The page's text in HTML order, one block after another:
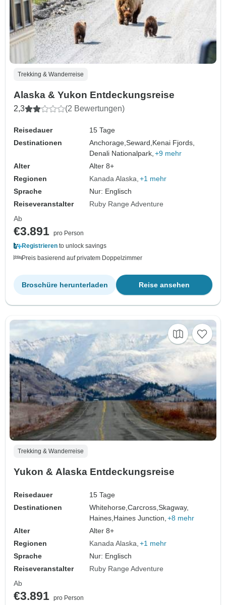
Trekking & Wanderreise
Alaska & Yukon Entdeckungsreise
2,3 (2 Bewertungen)
Reisedauer
15 Tage
Destinationen
Anchorage,Seward, Kenai Fjords,
Denali Nationalpark, +9 mehr
Alter
Alter 8+
Regionen
Kanada Alaska +1 mehr
Sprache
Nur: Englisch
Reiseveranstalter
Ruby Range Adventure
Ab
€3.891 pro Person
Registrieren to unlock savings
Preis basierend auf privatem Doppelzimmer
Reise ansehen
Broschüre herunterladen
Trekking & Wanderreise
Yukon & Alaska Entdeckungsreise
Reisedauer
15 Tage
Destinationen
Whitehorse,Carcross,Skagway,
Haines, Haines Junction, +8 mehr
Alter
Alter 8+
Regionen
Kanada Alaska +1 mehr
Sprache
Nur: Englisch
Reiseveranstalter
Ruby Range Adventure
Ab
€3.891 pro Person